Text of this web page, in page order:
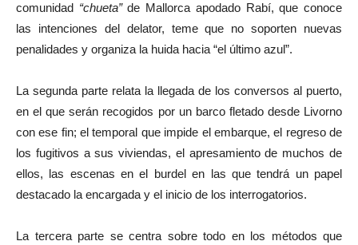
comunidad “chueta”de Mallorca apodado Rabí, que conoce
las intenciones del delator, teme que no soporten nuevas
penalidades y organiza la huida hacia “el último azul”.
La segunda parte relata la llegada de los conversos al puerto,
en el que serán recogidos por un barco fletado desde Livorno
con ese fin; el temporal que impide el embarque, el regreso de
los fugitivos a sus viviendas, el apresamiento de muchos de
ellos, las escenas en el burdel en las que tendrá un papel
destacado la encargada y el inicio de los interrogatorios.
La tercera parte se centra sobre todo en los métodos que